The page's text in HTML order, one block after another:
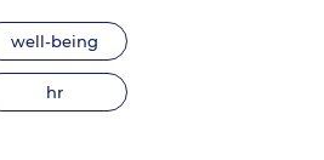
well-being
hr